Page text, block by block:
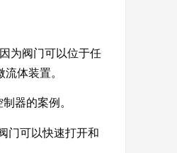
为阀门可以位于任
体装置。
器的案例。
门可以快速打开和